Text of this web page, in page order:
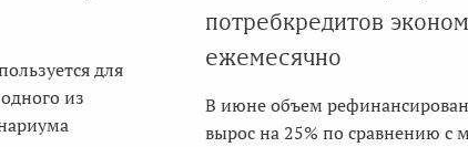
для
из
потребкредитов
ежемесячно
В июне объем
вырос на 25% по сравнению с